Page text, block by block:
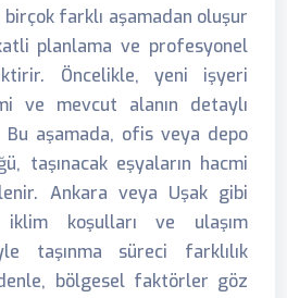
farklı aşamadan oluşur
planlama ve profesyonel
Öncelikle, yeni işyeri
ve mevcut alanın detaylı
Bu aşamada, ofis veya depo
taşınacak eşyaların hacmi
Ankara veya Uşak gibi
koşulları ve ulaşım
taşınma süreci farklılık
bölgesel faktörler göz